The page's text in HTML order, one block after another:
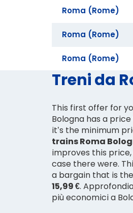
Roma (Rome)
Roma (Rome)
Roma (Rome)
Treni da
This first offer for
Bologna has a
it’s the minimum
trains Roma
improves this
case there were.
a bargain that is
15,99 €.
più economici a